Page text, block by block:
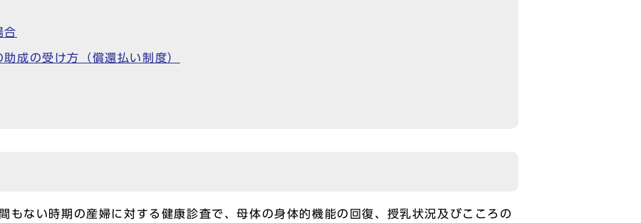
合
成の受け方（償還払い制度）
もない時期の産婦に対する健康診査で、母体の身体的機能の回復、授乳状況及びこころの